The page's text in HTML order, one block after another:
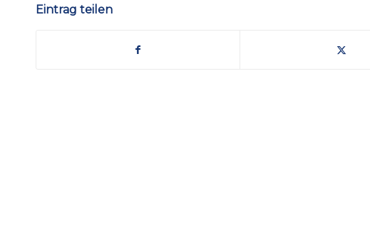
Eintrag teilen